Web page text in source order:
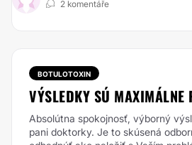
2 komentáře
BOTULOTOXIN
VÝSLEDKY SÚ MAXIMÁLNE
Absolútna spokojnosť, výborný
pani doktorky. Je to skúsená